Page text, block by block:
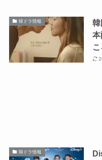
韓ドラ情報
韓
本
韓ドラ情報